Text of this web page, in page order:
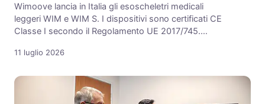
Wimoove lancia in Italia gli esoscheletri medicali
leggeri WIM e WIM S. I dispositivi sono certificati CE
Classe I secondo il Regolamento UE 2017/745.…
11 luglio 2026